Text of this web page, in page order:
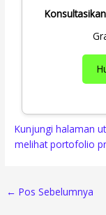
Kunjungi halaman
melihat portofolio
← Pos Sebelumnya